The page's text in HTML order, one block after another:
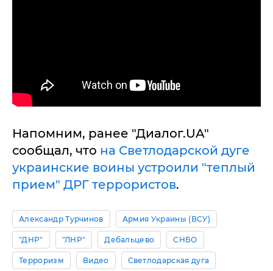
Напомним, ранее "Диалог.UA"
сообщал, что на Светлодарской дуге
украинские воины устроили "теплый
прием" ДРГ террористов.
Александр Турчинов Армия Украины (ВСУ)
"ДНР" "ЛНР" Дебальцево СНБО
Терроризм Видео Светлодарская дуга